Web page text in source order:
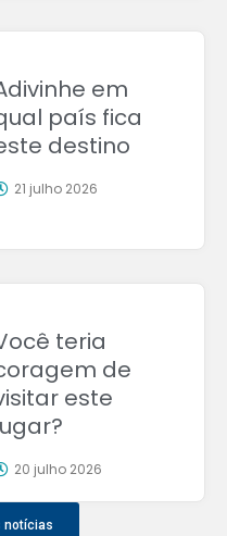
em
país fica
destino
21 julho 2026
teria
de
este
20 julho 2026
notícias